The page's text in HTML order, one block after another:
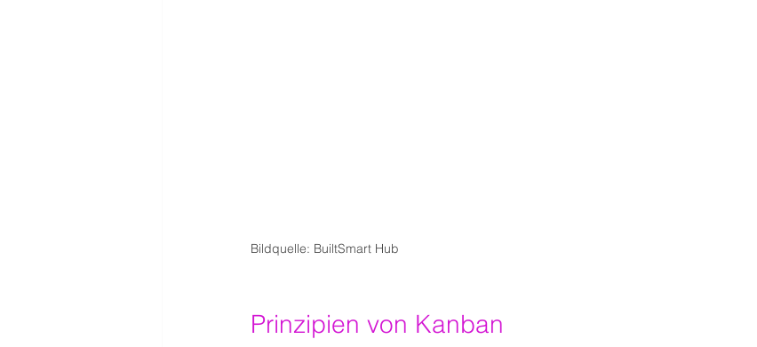
Bildquelle: BuiltSmart Hub
Prinzipien von Kanban